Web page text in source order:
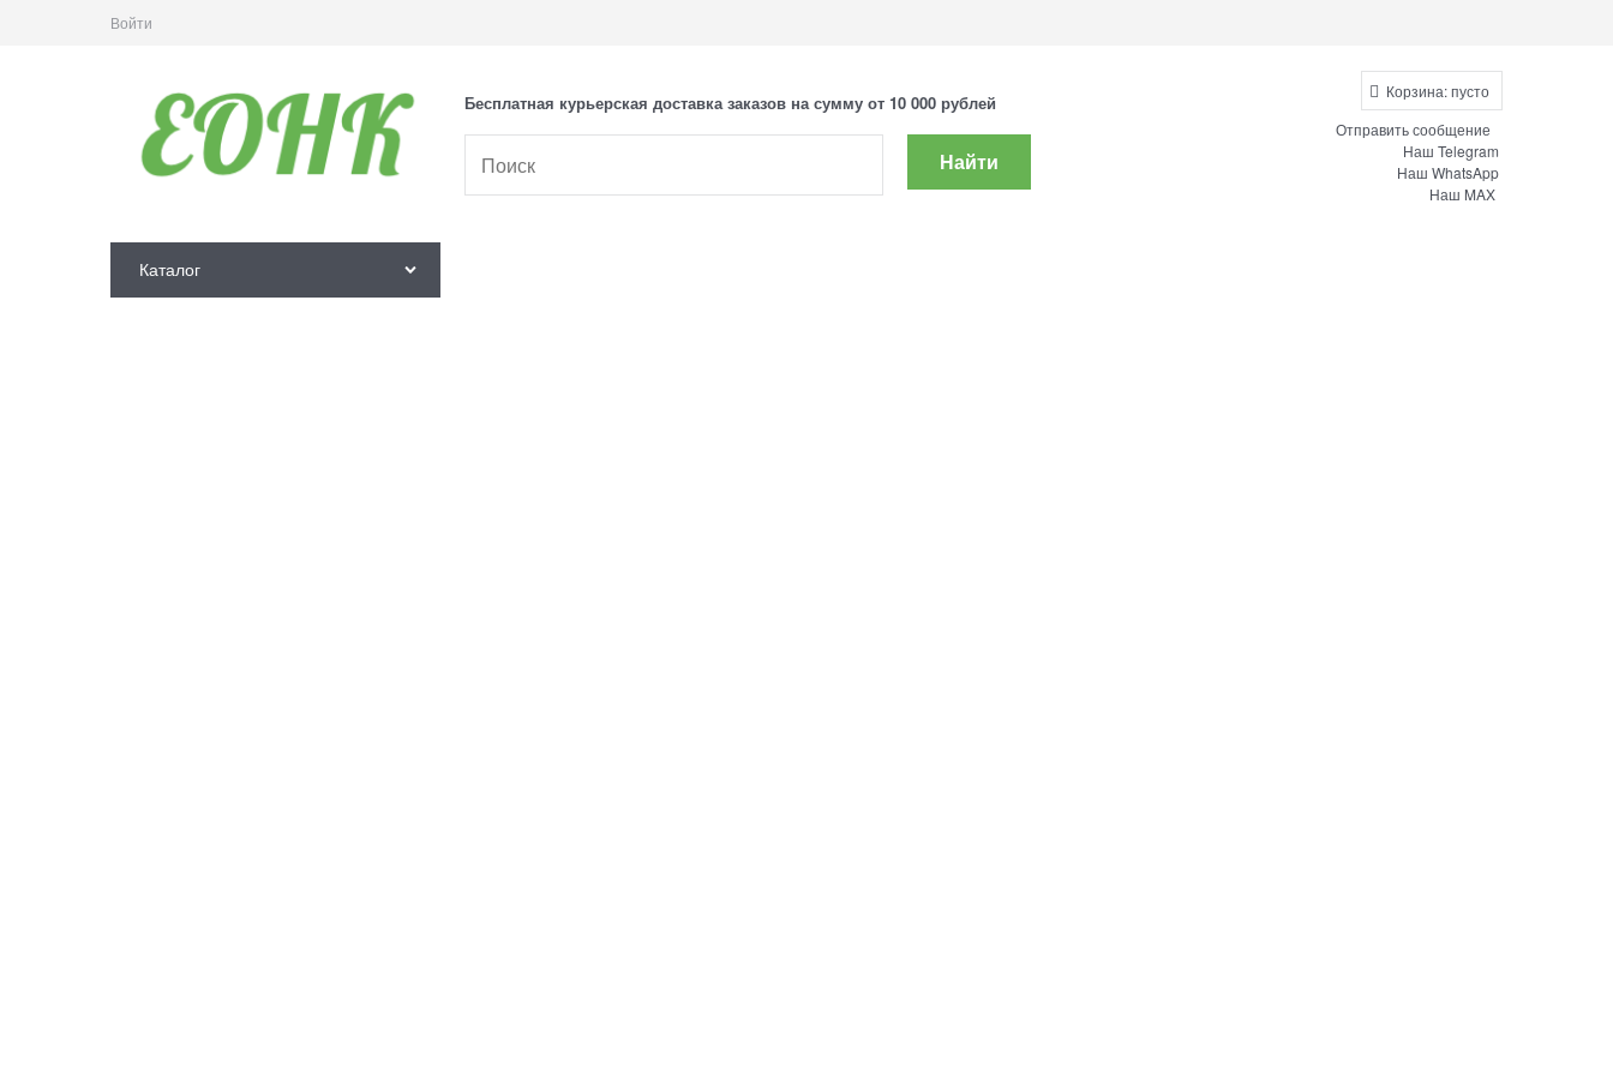
Войти
Бесплатная курьерская доставка заказов на сумму от 10 000 рублей
Найти
Корзина:пусто
Отправить сообщение
Наш Telegram
Наш WhatsApp
Наш MAX
Каталог